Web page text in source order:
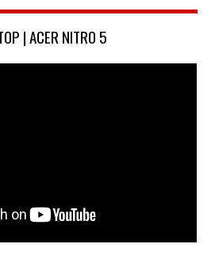
| ACER NITRO 5